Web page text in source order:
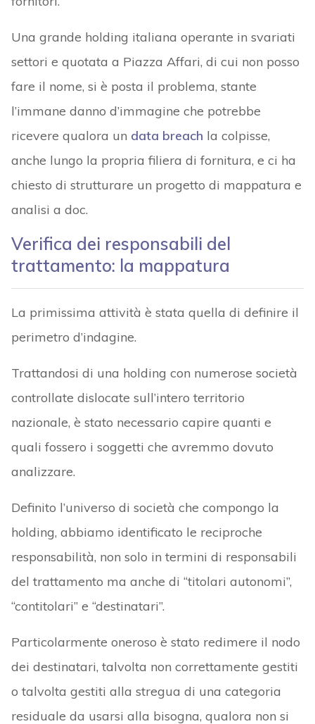
Una grande holding italiana operante in svariati
settori e quotata a Piazza Affari, di cui non posso
fare il nome, si è posta il problema, stante
l’immane danno d’immagine che potrebbe
ricevere qualora un data breach la colpisse,
anche lungo la propria filiera di fornitura, e ci ha
chiesto di strutturare un progetto di mappatura e
analisi a doc.
Verifica dei responsabili del
trattamento: la mappatura
La primissima attività è stata quella di definire il
perimetro d’indagine.
Trattandosi di una holding con numerose società
controllate dislocate sull’intero territorio
nazionale, è stato necessario capire quanti e
quali fossero i soggetti che avremmo dovuto
analizzare.
Definito l’universo di società che compongo la
holding, abbiamo identificato le reciproche
responsabilità, non solo in termini di responsabili
del trattamento ma anche di “titolari autonomi”,
“contitolari” e “destinatari”.
Particolarmente oneroso è stato redimere il nodo
dei destinatari, talvolta non correttamente gestiti
o talvolta gestiti alla stregua di una categoria
residuale da usarsi alla bisogna, qualora non si